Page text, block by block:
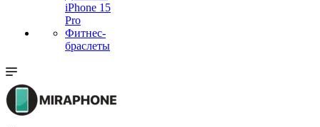
iPhone 15
Pro
Фитнес-
браслеты